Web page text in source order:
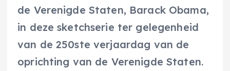
de Verenigde Staten, Barack Obama,
in deze sketchserie ter gelegenheid
van de 250ste verjaardag van de
oprichting van de Verenigde Staten.